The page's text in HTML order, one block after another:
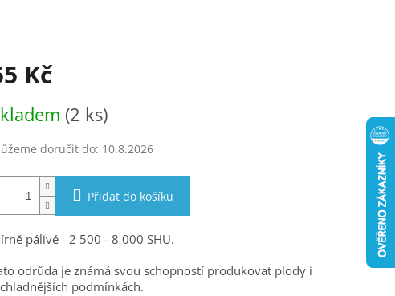
Kč
(2 ks)
doručit do: 10.8.2026
Přidat do košíku
pálivé - 2 500 - 8 000 SHU.
odrůda je známá svou schopností produkovat plody i
podmínkách.